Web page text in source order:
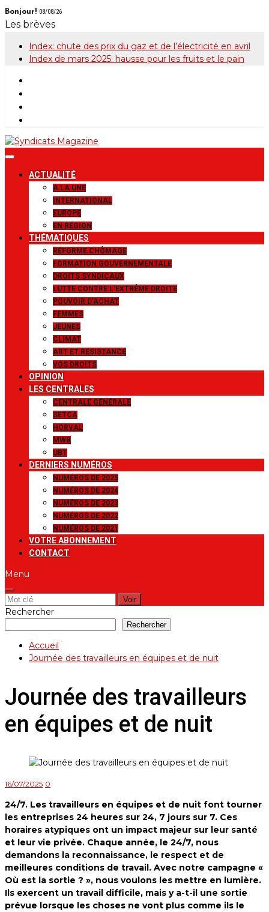
Skip
to
Bonjour! 08/08/26
Les brèves
Index: chute des prix du gaz et de l’électricité en avril
Index de mars 2025: hausse pour les fruits et le pain
Syndicats
Magazine
Le magazine de la FGTB
ACTUALITÉ
A LA UNE
INTERNATIONAL
EUROPE
EN RÉGION
THÉMATIQUES
RÉFORME CHÔMAGE
FORMATION GOUVERNEMENTALE
DROITS SYNDICAUX
LUTTE CONTRE L’EXTRÊME DROITE
POUVOIR D’ACHAT
FEMMES
JEUNES
CLIMAT
ART ET RÉSISTANCE
VOS DROITS
OPINION
LES CENTRALES
CENTRALE GÉNÉRALE
SETCA
HORVAL
MWB
UBT
DERNIERS NUMÉROS
NUMÉROS DE 2025
NUMÉROS DE 2024
NUMÉROS DE 2023
NUMÉROS DE 2022
NUMÉROS DE 2021
VOTRE ABONNEMENT
CONTACT
Menu
Rechercher:
Rechercher
Rechercher
Accueil
Journée des travailleurs en équipes et de nuit
Journée des travailleurs
en équipes et de nuit
16/07/2025 0
24/7. Les travailleurs en équipes et de nuit font tourner
les entreprises 24 heures sur 24, 7 jours sur 7. Ces
horaires atypiques ont un impact majeur sur leur santé
et leur vie privée. Chaque année, le 24/7, nous
demandons la reconnaissance, le respect et de
meilleures conditions de travail. Avec notre campagne «
Où est la sortie ? », nous voulons les mettre en lumière.
Ils exercent un travail difficile, mais y a-t-il une sortie
prévue lorsque les choses ne vont plus comme ils le